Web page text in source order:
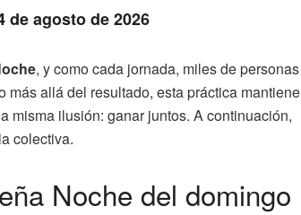
agosto de 2026
, y como cada jornada, miles de personas
más allá del resultado, esta práctica mantiene
misma ilusión: ganar juntos. A continuación,
colectiva.
Noche del domingo